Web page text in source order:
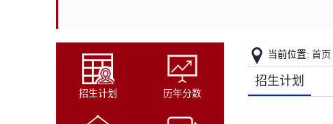
招生计划 历年分数
当前位置: 首页
招生计划